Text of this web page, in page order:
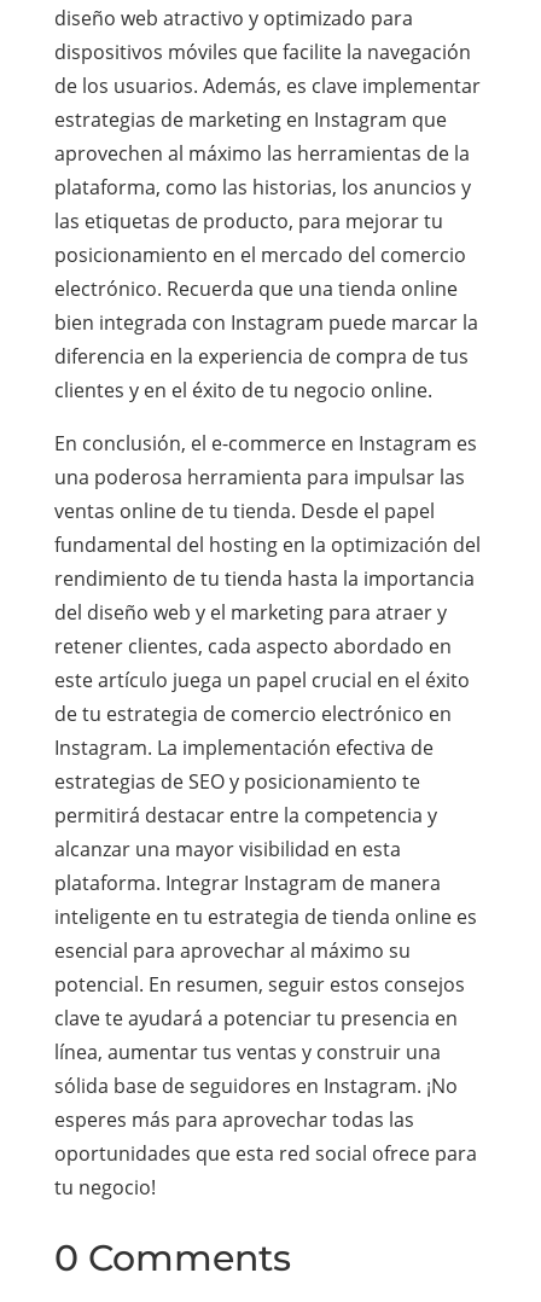
diseño web atractivo y optimizado para
dispositivos móviles que facilite la navegación
de los usuarios. Además, es clave implementar
estrategias de marketing en Instagram que
aprovechen al máximo las herramientas de la
plataforma, como las historias, los anuncios y
las etiquetas de producto, para mejorar tu
posicionamiento en el mercado del comercio
electrónico. Recuerda que una tienda online
bien integrada con Instagram puede marcar la
diferencia en la experiencia de compra de tus
clientes y en el éxito de tu negocio online.
En conclusión, el e-commerce en Instagram es
una poderosa herramienta para impulsar las
ventas online de tu tienda. Desde el papel
fundamental del hosting en la optimización del
rendimiento de tu tienda hasta la importancia
del diseño web y el marketing para atraer y
retener clientes, cada aspecto abordado en
este artículo juega un papel crucial en el éxito
de tu estrategia de comercio electrónico en
Instagram. La implementación efectiva de
estrategias de SEO y posicionamiento te
permitirá destacar entre la competencia y
alcanzar una mayor visibilidad en esta
plataforma. Integrar Instagram de manera
inteligente en tu estrategia de tienda online es
esencial para aprovechar al máximo su
potencial. En resumen, seguir estos consejos
clave te ayudará a potenciar tu presencia en
línea, aumentar tus ventas y construir una
sólida base de seguidores en Instagram. ¡No
esperes más para aprovechar todas las
oportunidades que esta red social ofrece para
tu negocio!
0 Comments